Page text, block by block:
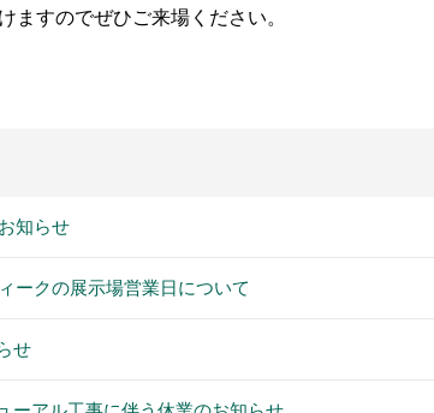
ますのでぜひご来場ください。
知らせ
ークの展示場営業日について
せ